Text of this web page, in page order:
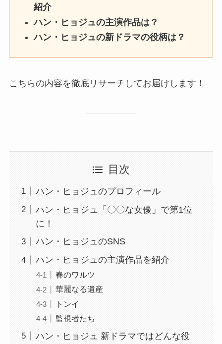
紹介
ハン・ヒョジュの主演作品は？
ハン・ヒョジュの新ドラマの役柄は？
こちらの内容を徹底リサーチしてお届けします！
目次
ハン・ヒョジュのプロフィール
ハン・ヒョジュ「〇〇な女優」で第1位
に！
ハン・ヒョジュのSNS
ハン・ヒョジュの主演作品を紹介
春のワルツ
華麗なる遺産
トンイ
監視者たち
ハン・ヒョジュ 新ドラマではどんな役